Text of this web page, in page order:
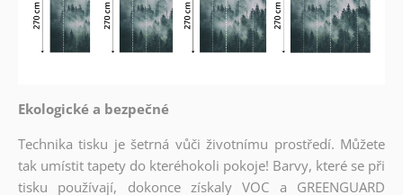
Ekologické a bezpečné
Technika tisku je šetrná vůči životnímu prostředí. Můžete
tak umístit tapety do kteréhokoli pokoje! Barvy, které se při
tisku používají, dokonce získaly VOC a GREENGUARD